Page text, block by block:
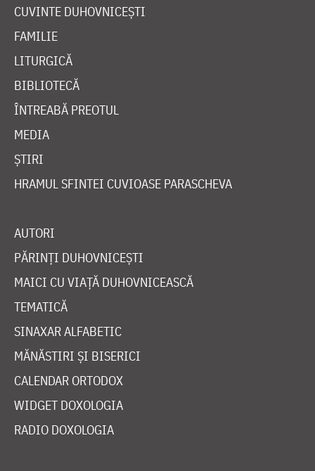
CUVINTE DUHOVNICEȘTI
FAMILIE
LITURGICĂ
BIBLIOTECĂ
ÎNTREABĂ PREOTUL
MEDIA
ȘTIRI
HRAMUL SFINTEI CUVIOASE PARASCHEVA
AUTORI
PĂRINȚI DUHOVNICEȘTI
MAICI CU VIAȚĂ DUHOVNICEASCĂ
TEMATICĂ
SINAXAR ALFABETIC
MĂNĂSTIRI ȘI BISERICI
CALENDAR ORTODOX
WIDGET DOXOLOGIA
RADIO DOXOLOGIA